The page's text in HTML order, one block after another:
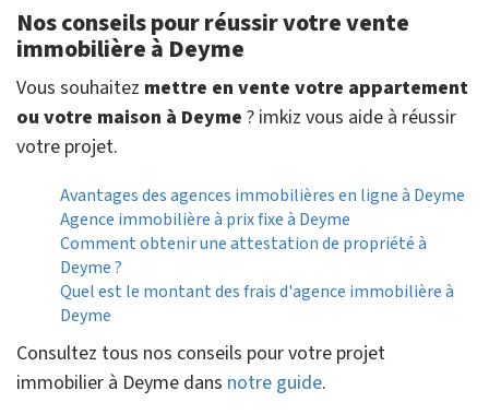
Nos conseils pour réussir votre vente
immobilière à Deyme
Vous souhaitez mettre en vente votre appartement
ou votre maison à Deyme ? imkiz vous aide à réussir
votre projet.
Avantages des agences immobilières en ligne à Deyme
Agence immobilière à prix fixe à Deyme
Comment obtenir une attestation de propriété à
Deyme ?
Quel est le montant des frais d'agence immobilière à
Deyme
Consultez tous nos conseils pour votre projet
immobilier à Deyme dans notre guide.